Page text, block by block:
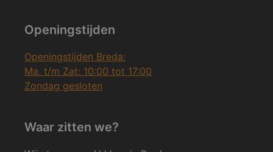
Openingstijden
Openingstijden Breda:
Ma. t/m Zat: 10:00 tot 17:00
Zondag gesloten
Waar zitten we?